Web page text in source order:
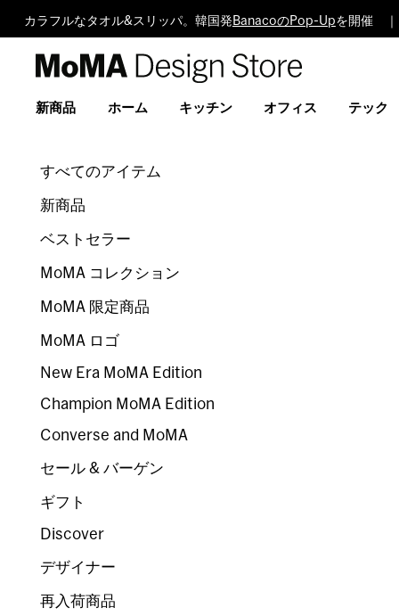
カラフルなタオル&スリッパ。韓国発 BanacoのPop-Upを開催
Design
新商品 ホーム キッチン オフィス テック
すべてのアイテム
新商品
ベストセラー
MoMA コレクション
MoMA 限定商品
MoMA ロゴ
New Era MoMA Edition
Champion MoMA Edition
Converse and MoMA
セール & バーゲン
ギフト
Discover
デザイナー
再入荷商品